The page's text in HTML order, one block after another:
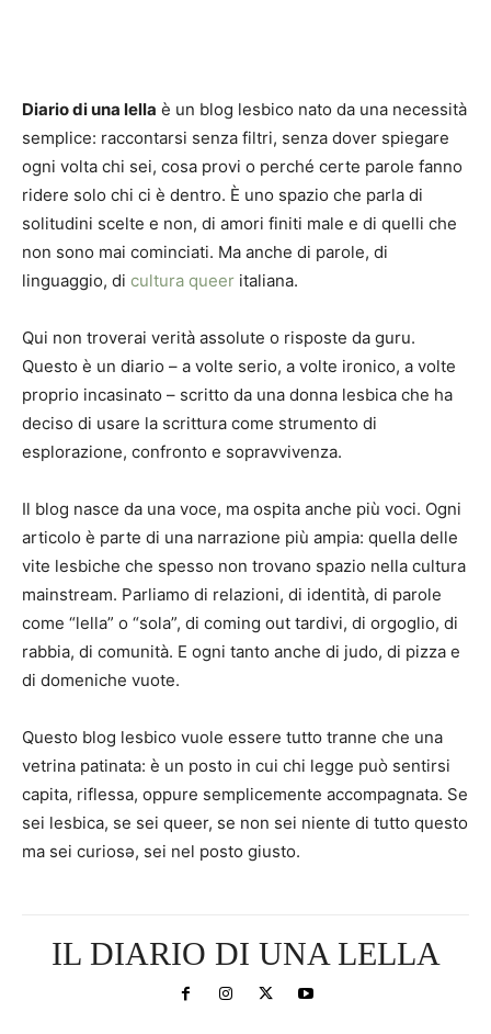
Diario di una lella è un blog lesbico nato da una necessità
semplice: raccontarsi senza filtri, senza dover spiegare
ogni volta chi sei, cosa provi o perché certe parole fanno
ridere solo chi ci è dentro. È uno spazio che parla di
solitudini scelte e non, di amori finiti male e di quelli che
non sono mai cominciati. Ma anche di parole, di
linguaggio, di cultura queer italiana.
Qui non troverai verità assolute o risposte da guru.
Questo è un diario – a volte serio, a volte ironico, a volte
proprio incasinato – scritto da una donna lesbica che ha
deciso di usare la scrittura come strumento di
esplorazione, confronto e sopravvivenza.
Il blog nasce da una voce, ma ospita anche più voci. Ogni
articolo è parte di una narrazione più ampia: quella delle
vite lesbiche che spesso non trovano spazio nella cultura
mainstream. Parliamo di relazioni, di identità, di parole
come “lella” o “sola”, di coming out tardivi, di orgoglio, di
rabbia, di comunità. E ogni tanto anche di judo, di pizza e
di domeniche vuote.
Questo blog lesbico vuole essere tutto tranne che una
vetrina patinata: è un posto in cui chi legge può sentirsi
capita, riflessa, oppure semplicemente accompagnata. Se
sei lesbica, se sei queer, se non sei niente di tutto questo
ma sei curiosə, sei nel posto giusto.
IL DIARIO DI UNA LELLA